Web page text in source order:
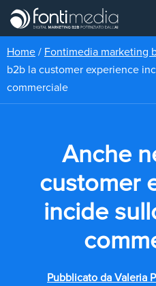
Home / Fontimedia marketing
b2b la customer experience
commerciale
Anche
customer
incide
Pubblicato da Valeria